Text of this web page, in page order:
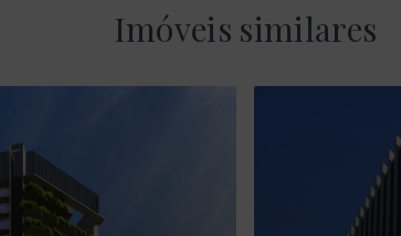
Imóveis similares